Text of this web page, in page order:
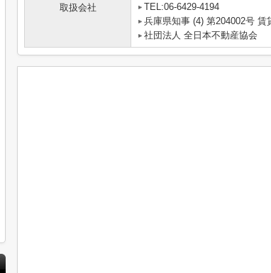
取扱会社
TEL:06-6429-4194
兵庫県知事 (4) 第204002号
社団法人 全日本不動産協会